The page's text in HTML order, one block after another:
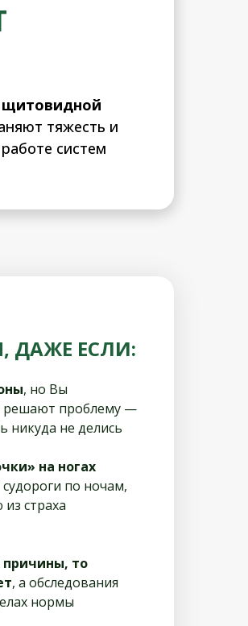
щитовидной
тяжесть и
систем
ДАЖЕ ЕСЛИ:
, но Вы
решают проблему —
никуда не делись
на ногах
судороги по ночам,
страха
причины, то
, а обследования
нормы